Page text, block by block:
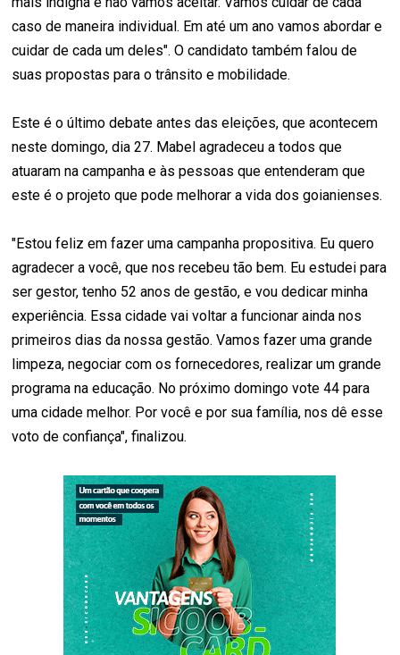
caso de maneira individual. Em até um ano vamos abordar e
cuidar de cada um deles". O candidato também falou de
suas propostas para o trânsito e mobilidade.
Este é o último debate antes das eleições, que acontecem
neste domingo, dia 27. Mabel agradeceu a todos que
atuaram na campanha e às pessoas que entenderam que
este é o projeto que pode melhorar a vida dos goianienses.
"Estou feliz em fazer uma campanha propositiva. Eu quero
agradecer a você, que nos recebeu tão bem. Eu estudei para
ser gestor, tenho 52 anos de gestão, e vou dedicar minha
experiência. Essa cidade vai voltar a funcionar ainda nos
primeiros dias da nossa gestão. Vamos fazer uma grande
limpeza, negociar com os fornecedores, realizar um grande
programa na educação. No próximo domingo vote 44 para
uma cidade melhor. Por você e por sua família, nos dê esse
voto de confiança", finalizou.